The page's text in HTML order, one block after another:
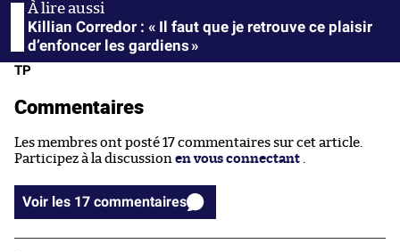
Killian Corredor : « Il faut que je retrouve ce plaisir
d’enfoncer les gardiens »
TP
Commentaires
Les membres ont posté 17 commentaires sur cet article.
Participez à la discussion en vous connectant
Voir les 17 commentaires